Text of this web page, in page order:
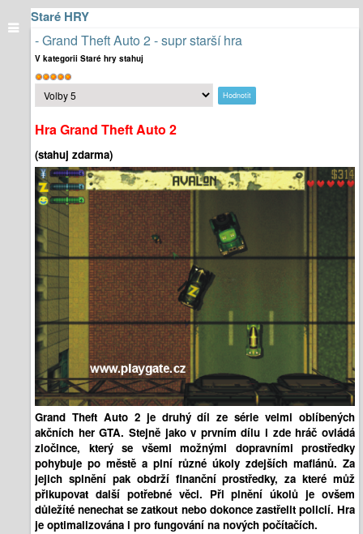
Staré HRY
- Grand Theft Auto 2 - supr starší hra
V kategorii Staré hry stahuj
Hodnocení
uživatelů:
Hodnoťte
prosím
Hra Grand Theft Auto 2
(stahuj zdarma)
Grand Theft Auto 2 je druhý díl ze série velmi oblíbených
akčních her GTA. Stejně jako v prvním dílu i zde hráč ovládá
zločince, který se všemi možnými dopravními prostředky
pohybuje po městě a plní různé úkoly zdejších mafiánů. Za
jejich splnění pak obdrží finanční prostředky, za které můž
přikupovat další potřebné věci. Při plnění úkolů je ovšem
důležíté nenechat se zatkout nebo dokonce zastřelit policií. Hra
je optimalizována i pro fungování na nových počítačích.